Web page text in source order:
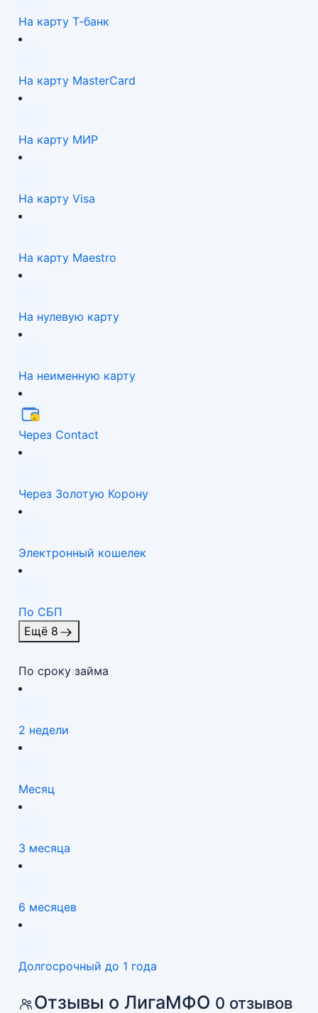
На карту Т-банк
На карту MasterCard
На карту МИР
На карту Visa
На карту Maestro
На нулевую карту
На неименную карту
Через Contact
Через Золотую Корону
Электронный кошелек
По СБП
Ещё 8
По сроку займа
2 недели
Месяц
3 месяца
6 месяцев
Долгосрочный до 1 года
Отзывы о ЛигаМФО 0 отзывов